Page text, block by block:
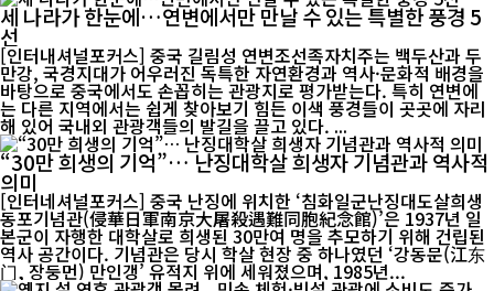
세 나라가 한눈에…연변에서만 만날 수 있는 특별한 풍경 5
선
[인터내셔널포커스] 중국 길림성 연변조선족자치주는 백두산과 두
만강, 국경지대가 어우러진 독특한 자연환경과 역사·문화적 배경을
바탕으로 중국에서도 손꼽히는 관광지로 평가받는다. 특히 연변에
는 다른 지역에서는 쉽게 찾아보기 힘든 이색 풍경들이 곳곳에 자리
해 있어 국내외 관광객들의 발길을 끌고 있다. ...
“30만 희생의 기억”… 난징대학살 희생자 기념관과 역사적
의미
[인터네셔널포커스] 중국 난징에 위치한 ‘침화일군난징대도살희생
동포기념관(侵華日軍南京大屠殺遇難同胞紀念館)’은 1937년 일
본군이 자행한 대학살로 희생된 30만여 명을 추모하기 위해 건립된
역사 공간이다. 기념관은 당시 학살 현장 중 하나였던 ‘강동문(江东
门, 장둥먼) 만인갱’ 유적지 위에 세워졌으며, 1985년...